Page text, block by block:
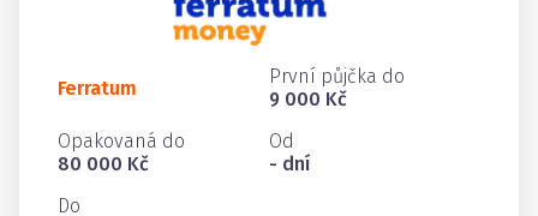
Ferratum
První půjčka do
9 000 Kč
Opakovaná do
80 000 Kč
Od
- dní
Do